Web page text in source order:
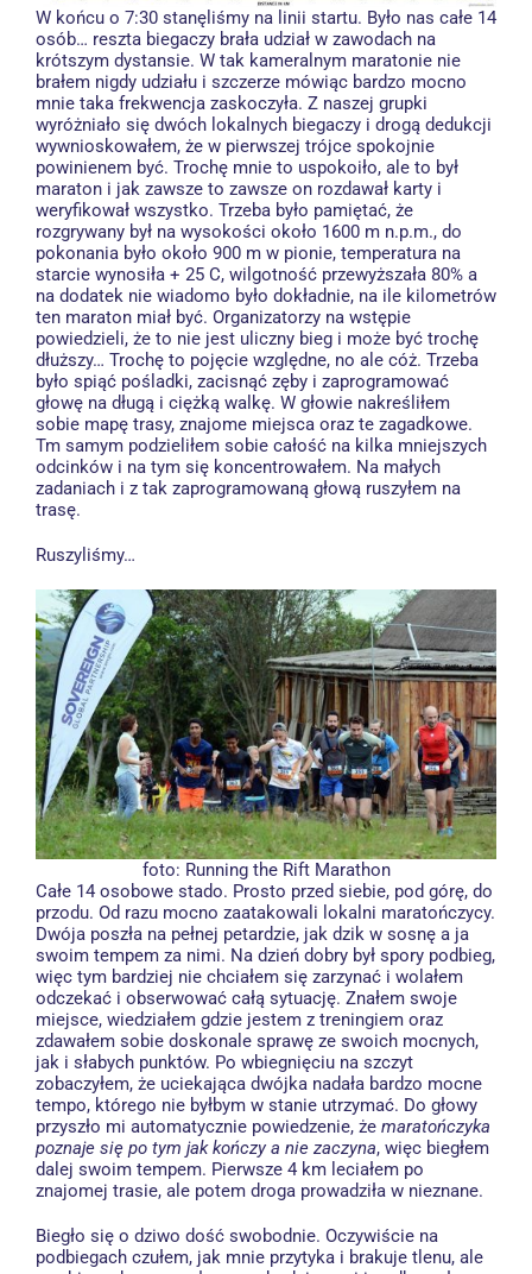
W końcu o 7:30 stanęliśmy na linii startu. Było nas całe 14
osób… reszta biegaczy brała udział w zawodach na
krótszym dystansie. W tak kameralnym maratonie nie
brałem nigdy udziału i szczerze mówiąc bardzo mocno
mnie taka frekwencja zaskoczyła. Z naszej grupki
wyróżniało się dwóch lokalnych biegaczy i drogą dedukcji
wywnioskowałem, że w pierwszej trójce spokojnie
powinienem być. Trochę mnie to uspokoiło, ale to był
maraton i jak zawsze to zawsze on rozdawał karty i
weryfikował wszystko. Trzeba było pamiętać, że
rozgrywany był na wysokości około 1600 m n.p.m., do
pokonania było około 900 m w pionie, temperatura na
starcie wynosiła + 25 C, wilgotność przewyższała 80% a
na dodatek nie wiadomo było dokładnie, na ile kilometrów
ten maraton miał być. Organizatorzy na wstępie
powiedzieli, że to nie jest uliczny bieg i może być trochę
dłuższy… Trochę to pojęcie względne, no ale cóż. Trzeba
było spiąć pośladki, zacisnąć zęby i zaprogramować
głowę na długą i ciężką walkę. W głowie nakreśliłem
sobie mapę trasy, znajome miejsca oraz te zagadkowe.
Tm samym podzieliłem sobie całość na kilka mniejszych
odcinków i na tym się koncentrowałem. Na małych
zadaniach i z tak zaprogramowaną głową ruszyłem na
trasę.
Ruszyliśmy…
foto: Running the Rift Marathon
Całe 14 osobowe stado. Prosto przed siebie, pod górę, do
przodu. Od razu mocno zaatakowali lokalni maratończycy.
Dwója poszła na pełnej petardzie, jak dzik w sosnę a ja
swoim tempem za nimi. Na dzień dobry był spory podbieg,
więc tym bardziej nie chciałem się zarzynać i wolałem
odczekać i obserwować całą sytuację. Znałem swoje
miejsce, wiedziałem gdzie jestem z treningiem oraz
zdawałem sobie doskonale sprawę ze swoich mocnych,
jak i słabych punktów. Po wbiegnięciu na szczyt
zobaczyłem, że uciekająca dwójka nadała bardzo mocne
tempo, którego nie byłbym w stanie utrzymać. Do głowy
przyszło mi automatycznie powiedzenie, że maratończyka
poznaje się po tym jak kończy a nie zaczyna, więc biegłem
dalej swoim tempem. Pierwsze 4 km leciałem po
znajomej trasie, ale potem droga prowadziła w nieznane.
Biegło się o dziwo dość swobodnie. Oczywiście na
podbiegach czułem, jak mnie przytyka i brakuje tlenu, ale